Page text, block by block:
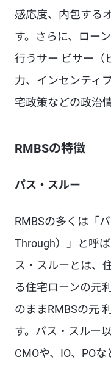
感応度、内包する
す。さらに、ロー
行うサー ビサー（
力、インセンティ
宅政策などの政治
RMBSの特徴
パス・スルー
RMBSの多くは「
Through）」と呼
ス・スルーとは、
る住宅ローンの元
のままRMBSの元
す。パス・スルー
CMOや、IO、PO